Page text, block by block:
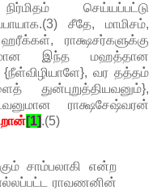
செய்யப்பட்டு
சீதே, மாமிசம்,
ராக்ஷசர்களுக்கு
இந்த மஹத்தான
வர தத்தம்
துன்புறுத்தியவனும்},
ராக்ஷசேஷ்வரன்
[1].(5)
சாம்பலாகி என்ற
ராவணனின்